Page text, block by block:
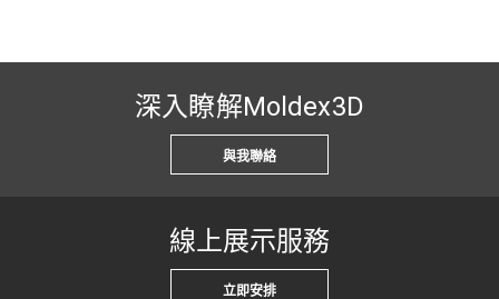
深入瞭解Moldex3D
與我聯絡
線上展示服務
立即安排